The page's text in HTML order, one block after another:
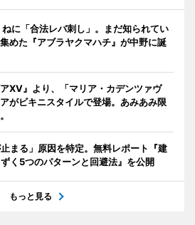
ねに「合法レバ刺し」。まだ知られてい
めた『アブラヤクマハチ』が中野に誕
アXV』より、「マリア・カデンツァヴ
がビキニスタイルで登場。あみあみ限
まる」原因を特定。無料レポート『建
く5つのパターンと回避法』を公開
もっと見る